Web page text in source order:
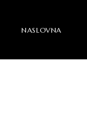
NASLOVNA